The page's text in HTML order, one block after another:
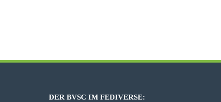
DER BVSC IM FEDIVERSE: